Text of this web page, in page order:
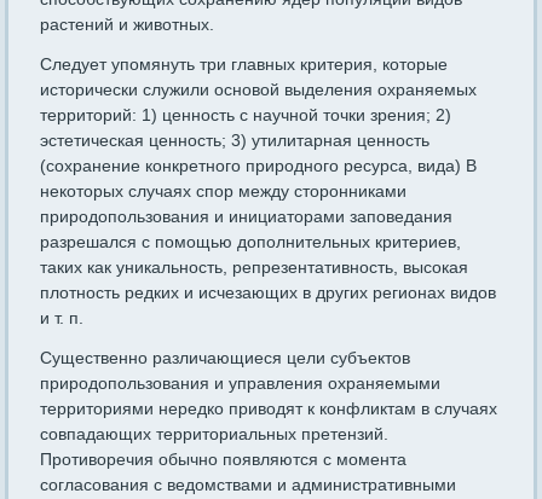
растений и животных.
Следует упомянуть три главных критерия, которые
исторически служили основой выделения охраняемых
территорий: 1) ценность с научной точки зрения; 2)
эстетическая ценность; 3) утилитарная ценность
(сохранение конкретного природного ресурса, вида) В
некоторых случаях спор между сторонниками
природопользования и инициаторами заповедания
разрешался с помощью дополнительных критериев,
таких как уникальность, репрезентативность, высокая
плотность редких и исчезающих в других регионах видов
и т. п.
Существенно различающиеся цели субъектов
природопользования и управления охраняемыми
территориями нередко приводят к конфликтам в случаях
совпадающих территориальных претензий.
Противоречия обычно появляются с момента
согласования с ведомствами и административными